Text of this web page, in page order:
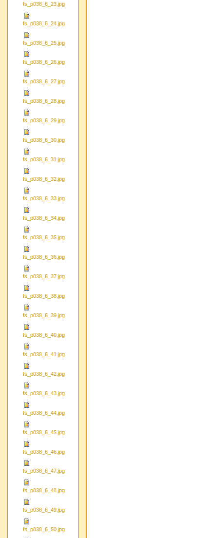
fs_p038_6_23.jpg
fs_p038_6_24.jpg
fs_p038_6_25.jpg
fs_p038_6_26.jpg
fs_p038_6_27.jpg
fs_p038_6_28.jpg
fs_p038_6_29.jpg
fs_p038_6_30.jpg
fs_p038_6_31.jpg
fs_p038_6_32.jpg
fs_p038_6_33.jpg
fs_p038_6_34.jpg
fs_p038_6_35.jpg
fs_p038_6_36.jpg
fs_p038_6_37.jpg
fs_p038_6_38.jpg
fs_p038_6_39.jpg
fs_p038_6_40.jpg
fs_p038_6_41.jpg
fs_p038_6_42.jpg
fs_p038_6_43.jpg
fs_p038_6_44.jpg
fs_p038_6_45.jpg
fs_p038_6_46.jpg
fs_p038_6_47.jpg
fs_p038_6_48.jpg
fs_p038_6_49.jpg
fs_p038_6_50.jpg